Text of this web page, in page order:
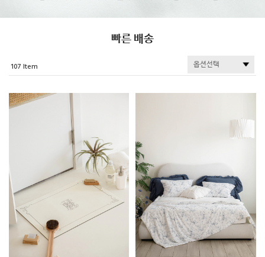
빠른 배송
107